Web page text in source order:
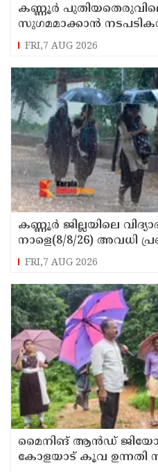
കണ്ണൂർ
സുഗമമാക്കാന്‍
FRI,7 AUG 2026
കണ്ണൂർ ജില്ലയിലെ
നാളെ(8/8/26) അവധി
FRI,7 AUG 2026
മൈനിങ് ആൻഡ്​
കോളയാട് കൂവ ഉന്നതി